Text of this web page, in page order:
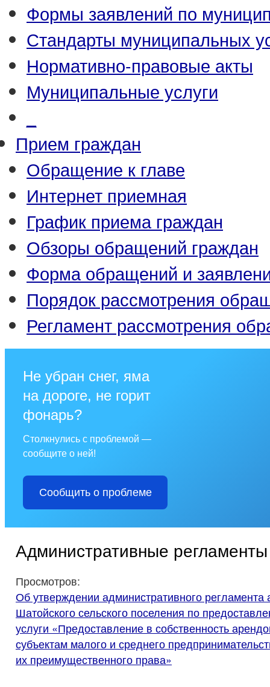
Формы заявлений по
Стандарты муниципальных
Нормативно-правовые акты
Муниципальные услуги
Прием граждан
Обращение к главе
Интернет приемная
График приема граждан
Обзоры обращений граждан
Форма обращений и
Порядок рассмотрения
Регламент рассмотрения
Не убран снег, яма
на дороге, не горит
фонарь?
Столкнулись с проблемой —
сообщите о ней!
Сообщить о проблеме
Административные регламенты
Просмотров:
Об утверждении административного регламента
Шатойского сельского поселения по
услуги «Предоставление в собственность
субъектам малого и среднего
их преимущественного права»